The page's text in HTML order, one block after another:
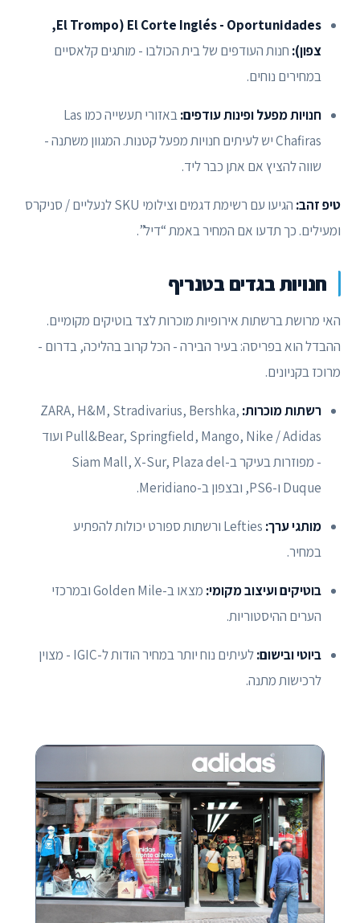
El Corte Inglés - Oportunidades (El Trompo,
צפון): חנות העודפים של בית הכולבו - מותגים קלאסיים
במחירים נוחים.
חנויות מפעל ופינות עודפים:
באזורי תעשייה כמו Las
Chafiras יש לעיתים חנויות מפעל קטנות. המגוון משתנה -
שווה להציץ אם אתן כבר ליד.
טיפ זהב:
הגיעו עם רשימת דגמים וצילומי SKU לנעליים / סניקרס
ומעילים. כך תדעו אם המחיר באמת “דיל”.
חנויות בגדים בטנריף
האי מרושת ברשתות אירופיות מוכרות לצד בוטיקים מקומיים.
ההבדל הוא בפריסה: בעיר הבירה - הכל קרוב בהליכה, בדרום -
מרוכז בקניונים.
רשתות מוכרות: ZARA, H&M, Stradivarius, Bershka,
Pull&Bear, Springfield, Mango, Nike / Adidas ועוד
- מפוזרות בעיקר ב-Siam Mall, X-Sur, Plaza del
Duque ו-PS6, ובצפון ב-Meridiano.
מותגי ערך:
Lefties ורשתות ספורט יכולות להפתיע
במחיר.
בוטיקים ועיצוב מקומי:
מצאו ב-Golden Mile ובמרכזי
הערים ההיסטוריות.
ביוטי ובישום:
לעיתים נוח יותר במחיר הודות ל-IGIC - מצוין
לרכישות מתנה.